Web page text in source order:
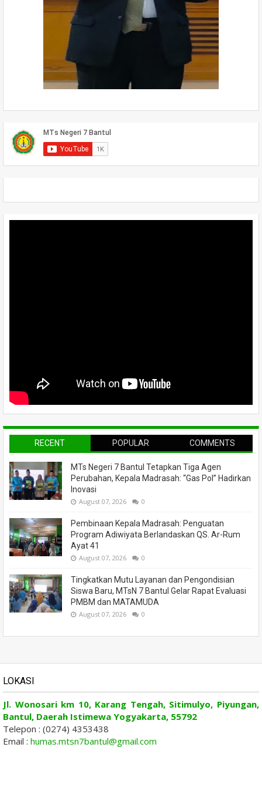
RECENT POPULAR COMMENTS
MTs Negeri 7 Bantul Tetapkan Tiga Agen
Perubahan, Kepala Madrasah: “Gas Pol” Hadirkan
Inovasi
August 07, 2026 0
Pembinaan Kepala Madrasah: Penguatan
Program Adiwiyata Berlandaskan QS. Ar-Rum
Ayat 41
August 07, 2026 0
Tingkatkan Mutu Layanan dan Pengondisian
Siswa Baru, MTsN 7 Bantul Gelar Rapat Evaluasi
PMBM dan MATAMUDA
August 07, 2026 0
LOKASI
Jl. Wonosari km 10, Karang Tengah, Sitimulyo, Piyungan,
Bantul, Daerah Istimewa Yogyakarta, 55792
Telepon : (0274) 4353438
Email : humas.mtsn7bantul@gmail.com